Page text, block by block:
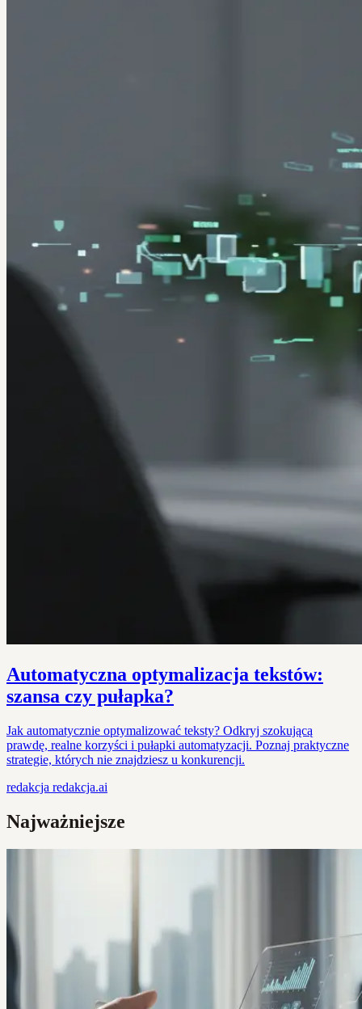
Automatyczna optymalizacja tekstów:
szansa czy pułapka?
Jak automatycznie optymalizować teksty? Odkryj szokującą
prawdę, realne korzyści i pułapki automatyzacji. Poznaj praktyczne
strategie, których nie znajdziesz u konkurencji.
redakcja redakcja.ai
Najważniejsze